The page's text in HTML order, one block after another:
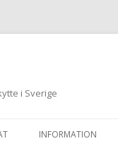
i Sverige
till
INFORMATION